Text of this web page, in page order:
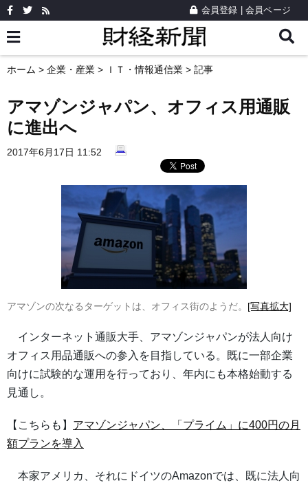
会員登録 会員ページ
ホーム > 企業・産業 > ＩＴ・情報通信業 > 記事
アマゾンジャパン、オフィス用通販
に進出へ
2017年6月17日 11:52
アマゾンの次なるターゲットは、オフィス街のようだ。 [写真拡大]
インターネット通販大手、アマゾンジャパンが法人向け
オフィス用品通販への参入を目指している。既に一部企業
向けに試験的な運用を行っており、年内にも本格始動する
見通し。
【こちらも】 アマゾンジャパン、「プライム」に400円の月
額プランを導入
本家アメリカ、それにドイツのAmazonでは、既に法人向